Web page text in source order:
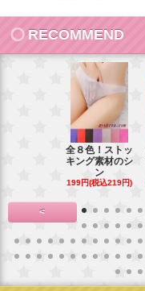
RECOMMEND
全８色！ストッ
キング素材のシ
ン
199円(税込219円)
<